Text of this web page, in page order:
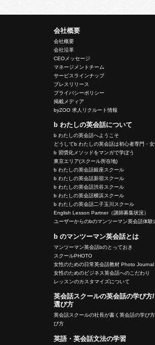
会社概要
会社概要
会社沿革
CEOメッセージ
マネージメントチーム
サービスラインナップ
プレスリリース
プライバシーポリシー
掲載メディア
byZOO 求人リクルート情報
b わたしの英会話について
b わたしの英会話へようこそ
どうしてb わたしの英会話は初心者専門・
b 習慣化メソッドをマンガで学ぼう
東京エリア(スクール所在地)
b わたしの英会話銀座スクール
b わたしの英会話新宿スクール
b わたしの英会話渋谷スクール
b わたしの英会話横浜スクール
b わたしの英会話二子玉川スクール
English Lesson Partner（講師募集状況）
ユーザーからのbのマンツーマン英会話体験
b のマンツーマン英会話とは
マンツーマン英会話bのとっておき
スクールPHOTO
女性のための日常英会話教材 Photo Journal
女性のためのビジネス英会話へのこだわり
レッスンのカスタマイズについて
英会話スクールの英会話の学び方
選び方
英会話スクールの社長が書く英会話の学び
び方
英語・英会話文法の学習